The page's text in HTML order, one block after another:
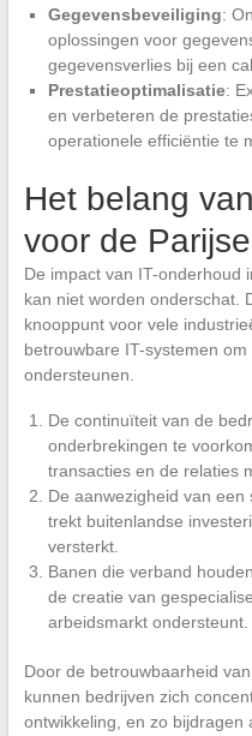
Gegevensbeveiliging:
oplossingen voor
gegevensverlies bij een
Prestatieoptimalisatie:
en verbeteren de
operationele efficiëntie te
Het belang
voor de
De impact van IT-onderhoud
kan niet worden onderschat.
knooppunt voor vele
betrouwbare IT-systemen
ondersteunen.
De continuïteit van de
onderbrekingen te
transacties en de relaties
De aanwezigheid van
trekt buitenlandse
versterkt.
Banen die verband
de creatie van
arbeidsmarkt ondersteunt.
Door de betrouwbaarheid
kunnen bedrijven zich
ontwikkeling, en zo bijdragen